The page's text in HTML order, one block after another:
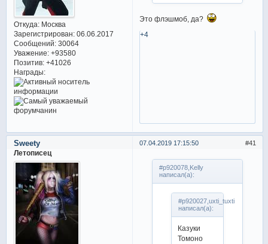
Откуда:Москва
Зарегистрирован: 06.06.2017
Сообщений:30064
Уважение: +93580
Позитив: +41026
Награды:
Это флэшмоб, да?
+4
41
07.04.2019 17:15:50
Sweety
Летописец
#p920078,Kelly
написал(а):
#p920027,uxti_tuxti
написал(а):
Казуки
Томоно